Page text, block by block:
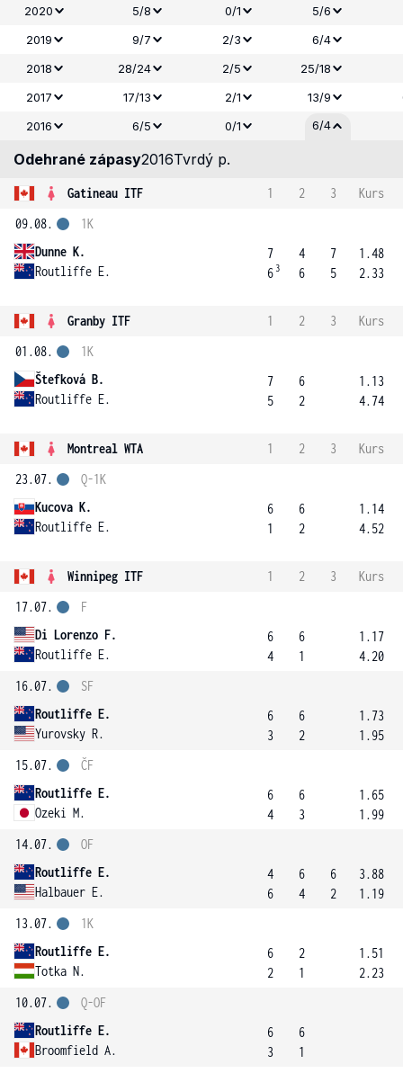
2020
5/8 0/1
5/6
2019
9/7 2/3
6/4
2018
28/24 2/5
25/18
2017
17/13 2/1 13/9
2016
6/5 0/1 6/4
Odehrané zápasy2016Tvrdý p.
Gatineau ITF 1 2 3
Kurs
09.08.
Dunne K.
Routliffe E.
1K
7
6 3
4
6
7
5
1.48
2.33
Granby ITF 1 2 3
Kurs
01.08.
Štefková B.
Routliffe E.
1K
7
5
6
2
1.13
4.74
Montreal WTA 1 2 3
Kurs
23.07.
Kucova K.
Routliffe E.
Q-1K
6
1
6
2
1.14
4.52
Winnipeg ITF 1 2 3
Kurs
17.07.
Di Lorenzo F.
Routliffe E.
F
6
4
6
1
1.17
4.20
16.07.
Routliffe E.
Yurovsky R.
SF
6
3
6
2
1.73
1.95
15.07.
Routliffe E.
Ozeki M.
ČF
6
4
6
3
1.65
1.99
14.07.
Routliffe E.
Halbauer E.
OF
4
6
6
4
6
2
3.88
1.19
13.07.
Routliffe E.
Totka N.
1K
6
2
2
1
1.51
2.23
10.07.
Routliffe E.
Broomfield A.
Q-OF
6
3
6
1